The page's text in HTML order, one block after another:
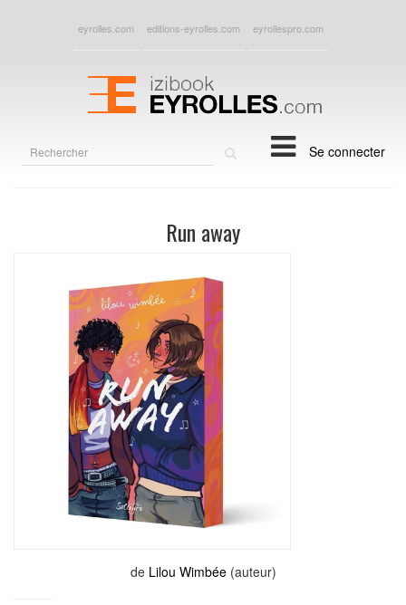
eyrolles.com editions-eyrolles.com eyrollespro.com
Se connecter
Run away
de Lilou Wimbée(auteur)